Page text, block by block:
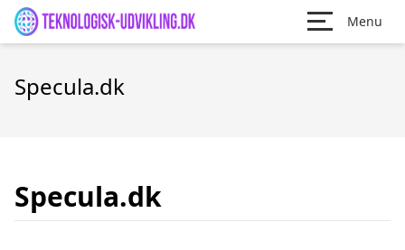
Menu
Specula.dk
Specula.dk